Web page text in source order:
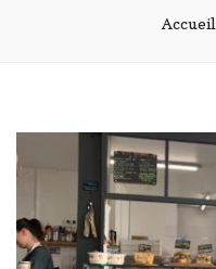
Accueil